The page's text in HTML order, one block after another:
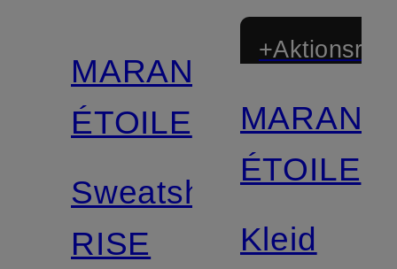
MARANT
ÉTOILE
Sweatshirt
RISE
MARANT
ÉTOILE
Kleid